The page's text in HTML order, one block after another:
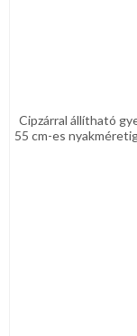
Cipzárral állítható
55 cm-es